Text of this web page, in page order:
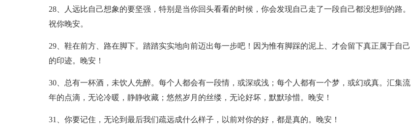
28、人远比自己想象的要坚强，特别是当你回头看看的时候，你会发现自己走了一段自己都没想到的路。
祝你晚安。
29、鞋在前方、路在脚下。踏踏实实地向前迈出每一步吧！因为惟有脚踩的泥上、才会留下真正属于自己
的印迹。晚安！
30、总有一杯酒，未饮人先醉。每个人都会有一段情，或深或浅；每个人都有一个梦，或幻或真。汇集流
年的点滴，无论冷暖，静静收藏；悠然岁月的丝缕，无论好坏，默默珍惜。晚安！
31、你要记住，无论到最后我们疏远成什么样子，以前对你的好，都是真的。晚安！